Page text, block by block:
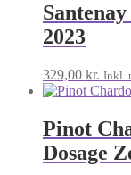
2023
329,00 kr. Inkl.
Pinot
Dosage